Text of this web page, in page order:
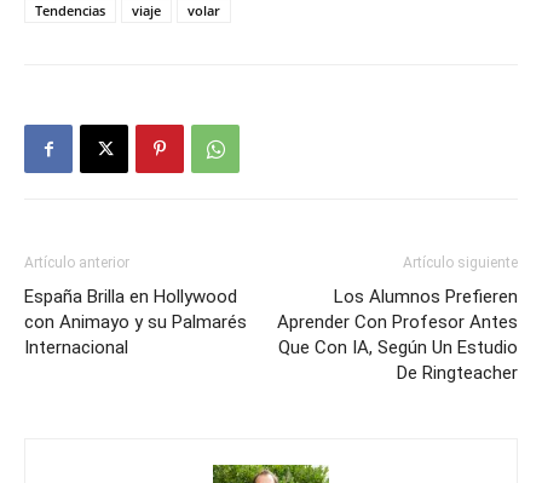
Tendencias
viaje volar
Artículo anterior
España Brilla en Hollywood
con Animayo y su Palmarés
Internacional
Artículo siguiente
Los Alumnos Prefieren
Aprender Con Profesor Antes
Que Con IA, Según Un Estudio
De Ringteacher